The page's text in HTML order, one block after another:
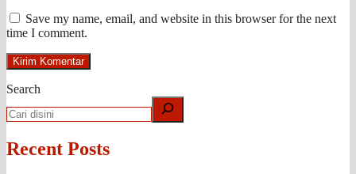
Save my name, email, and website in this browser for the next
time I comment.
Search
Recent Posts